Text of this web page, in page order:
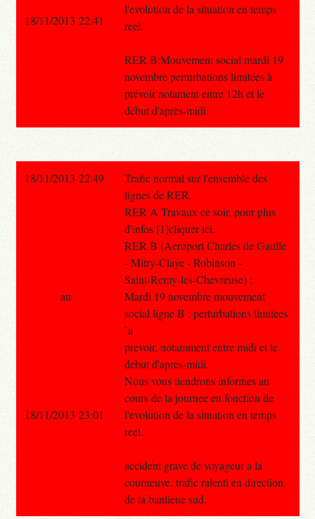
l'evolution de la situation en temps
reel.
RER B:Mouvement social mardi 19
novembre perturbations limitées à
prévoir notament entre 12h et le
début d'après-midi.
18/11/2013 22:41
18/11/2013 22:49
Trafic normal sur l'ensemble des
lignes de RER.
RER A Travaux ce soir, pour plus
d'infos [1]cliquer ici.
RER B (Aeroport Charles de Gaulle
- Mitry-Claye - Robinson -
Saint-Remy-les-Chevreuse) :
Mardi 19 novembre mouvement
social ligne B : perturbations limitees
`a
prevoir, notamment entre midi et le
debut d'apres-midi.
Nous vous tiendrons informes au
cours de la journee en fonction de
l'evolution de la situation en temps
reel.
accident grave de voyageur a la
courneuve. trafic ralenti en direction
de la banlieue sud.
au
18/11/2013 23:01